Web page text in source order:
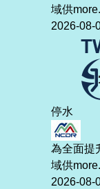
域供
2026-08-
停水
為全面提
域供
2026-08-